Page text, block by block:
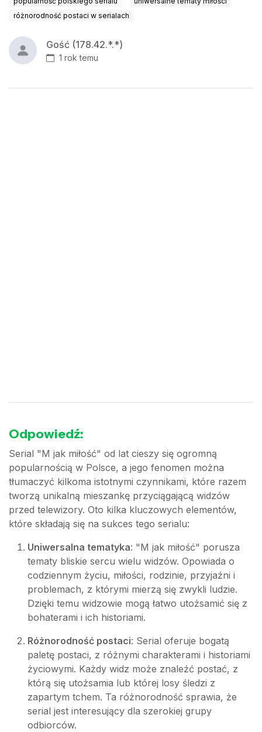
różnorodność postaci w serialach
Gość (178.42.*.*)
1 rok temu
Odpowiedź:
Serial "M jak miłość" od lat cieszy się ogromną
popularnością w Polsce, a jego fenomen można
tłumaczyć kilkoma istotnymi czynnikami, które razem
tworzą unikalną mieszankę przyciągającą widzów
przed telewizory. Oto kilka kluczowych elementów,
które składają się na sukces tego serialu:
Uniwersalna tematyka: "M jak miłość" porusza
tematy bliskie sercu wielu widzów. Opowiada o
codziennym życiu, miłości, rodzinie, przyjaźni i
problemach, z którymi mierzą się zwykli ludzie.
Dzięki temu widzowie mogą łatwo utożsamić się z
bohaterami i ich historiami.
Różnorodność postaci: Serial oferuje bogatą
paletę postaci, z różnymi charakterami i historiami
życiowymi. Każdy widz może znaleźć postać, z
którą się utożsamia lub której losy śledzi z
zapartym tchem. Ta różnorodność sprawia, że
serial jest interesujący dla szerokiej grupy
odbiorców.